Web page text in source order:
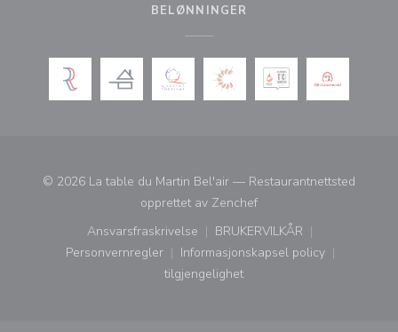
BELØNNINGER
© 2026 La table du Martin Bel'air — Restaurantnettsted
opprettet av Zenchef((åpner i et nytt vindu))
Ansvarsfraskrivelse
((åpner i et nytt vindu))
BRUKERVILKÅR
((åpner i et nytt vindu))
Personvernregler
((åpner i et nytt vindu))
Informasjonskapsel policy
((åpner i et nytt vindu))
tilgjengelighet
((åpner i et nytt vindu))